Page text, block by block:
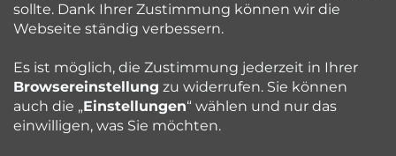
sollte. Dank Ihrer Zustimmung können wir die
Webseite ständig verbessern.
Es ist möglich, die Zustimmung jederzeit in Ihrer
Browsereinstellung zu widerrufen. Sie können
auch die „Einstellungen“ wählen und nur das
einwilligen, was Sie möchten.
eBamboolik
Kundenservice
Beratung